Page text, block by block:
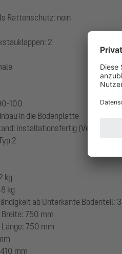
Rattenschutz: nein
2
100
in die Bodenplatte
installationsfertig
2
kg
kg
ab Unterkante Bodenteil:
750 mm
750 mm
mm